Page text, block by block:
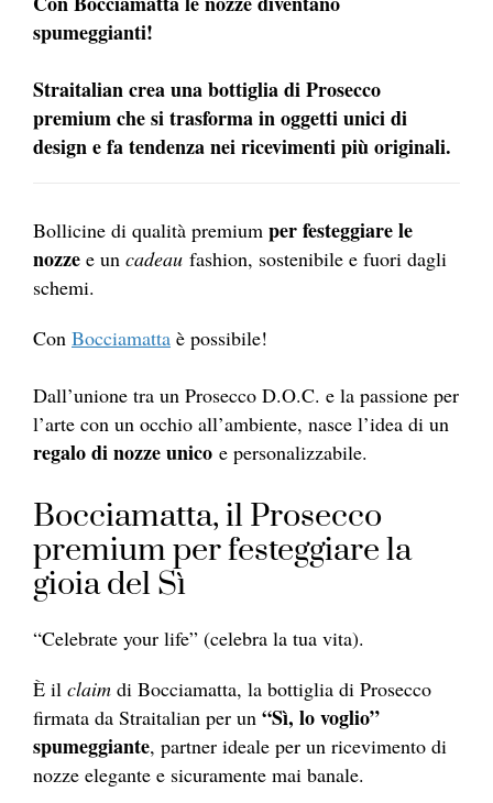
spumeggianti!
Straitalian crea una bottiglia di Prosecco
premium che si trasforma in oggetti unici di
design e fa tendenza nei ricevimenti più originali.
Bollicine di qualità premium per festeggiare le
nozze e un cadeau fashion, sostenibile e fuori dagli
schemi.
Con Bocciamatta è possibile!
Dall’unione tra un Prosecco D.O.C. e la passione per
l’arte con un occhio all’ambiente, nasce l’idea di un
regalo di nozze unico e personalizzabile.
Bocciamatta, il Prosecco
premium per festeggiare la
gioia del Sì
“Celebrate your life” (celebra la tua vita).
È il claim di Bocciamatta, la bottiglia di Prosecco
firmata da Straitalian per un “Sì, lo voglio”
spumeggiante, partner ideale per un ricevimento di
nozze elegante e sicuramente mai banale.